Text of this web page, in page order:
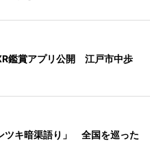
鑑賞アプリ公開 江戸市中歩
ツキ暗渠語り」 全国を巡った